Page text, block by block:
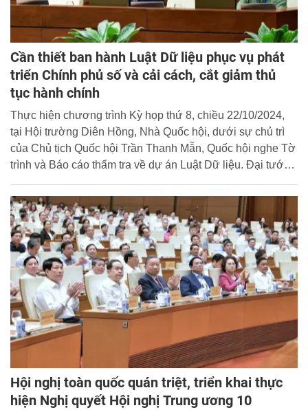
Cần thiết ban hành Luật Dữ liệu phục vụ phát
triển Chính phủ số và cải cách, cắt giảm thủ
tục hành chính
Thực hiện chương trình Kỳ họp thứ 8, chiều 22/10/2024,
tại Hội trường Diên Hồng, Nhà Quốc hội, dưới sự chủ trì
của Chủ tịch Quốc hội Trần Thanh Mẫn, Quốc hội nghe Tờ
trình và Báo cáo thẩm tra về dự án Luật Dữ liệu. Đại tướng
Công an tham dự phiên họp, thừa ủy quyền của Thủ
tướng Chính phủ trình bày Tờ trình của Chính phủ về dự
án Luật Dữ liệu.
Hội nghị toàn quốc quán triệt, triển khai thực
hiện Nghị quyết Hội nghị Trung ương 10